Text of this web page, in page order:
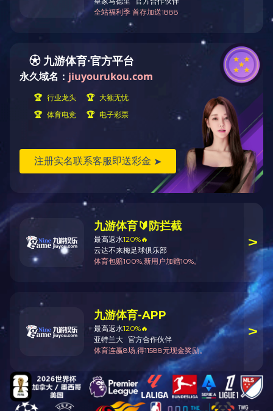
关于我们
公司简介
产品中心
岩芯钻机类
资讯动态
行业动态
在线询单 联系